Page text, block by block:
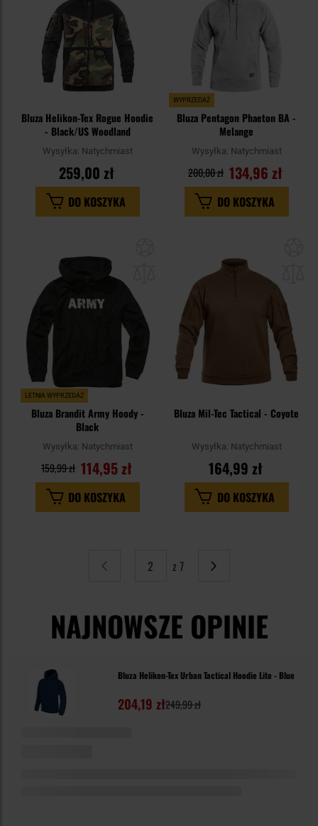
Bluza Helikon-Tex Rogue Hoodie
- Black/US Woodland
Wysyłka: Natychmiast
259,00 zł
DO KOSZYKA
WYPRZEDAŻ
Bluza Pentagon Phaeton BA -
Melange
Wysyłka: Natychmiast
134,96 zł
200,00 zł
DO KOSZYKA
schowka
LETNIA WYPRZEDAŻ
Bluza Brandit Army Hoody -
Black
Wysyłka: Natychmiast
114,95 zł
159,99 zł
DO KOSZYKA
Bluza Mil-Tec Tactical - Coyote
Wysyłka: Natychmiast
164,99 zł
DO KOSZYKA
Strona
Poprzednie
z 7
Strona
Następne
NAJNOWSZE OPINIE
Bluza Helikon-Tex Urban Tactical Hoodie Lite - Blue
204,19 zł249,99 zł